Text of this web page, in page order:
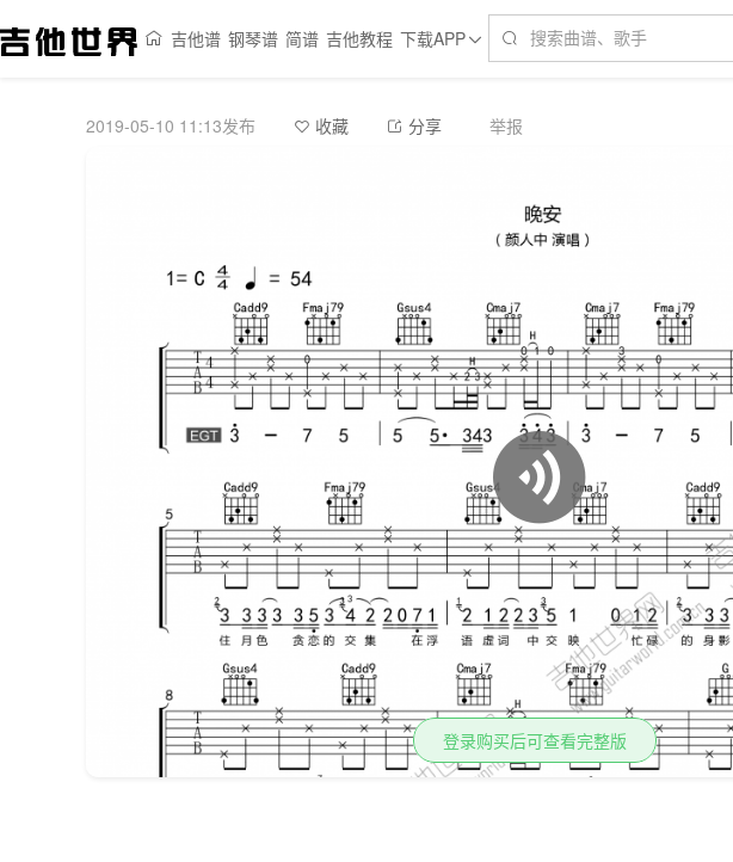
吉他谱 钢琴谱 简谱 吉他教程 下载APP
2019-05-10 11:13发布 收藏 分享 举报
登录购买后可查看完整版